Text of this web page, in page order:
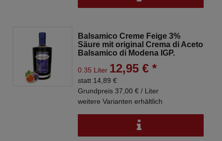
Balsamico Creme Feige 3%
Säure mit original Crema di Aceto
Balsamico di Modena IGP.
0.35 Liter 12,95 € *
statt 14,89 €
Grundpreis 37,00 € / Liter
weitere Varianten erhältlich